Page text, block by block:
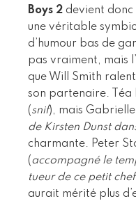
Boys 2 devient donc
une véritable
d’humour bas de
pas vraiment, mais
que Will Smith
son partenaire. Téa
(snif), mais Gabrielle
de Kirsten Dunst
charmante. Peter
(accompagné le
tueur de ce petit
aurait mérité plus